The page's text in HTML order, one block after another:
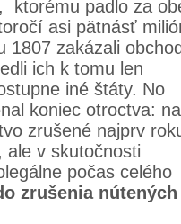
ktorému padlo za
asi pätnásť
1807 zakázali
ich k tomu len
iné štáty. No
koniec otroctva:
zrušené najprv
ale v skutočnosti
počas celého
zrušenia nútených